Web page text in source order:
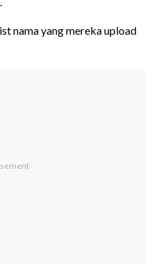
nama yang mereka upload